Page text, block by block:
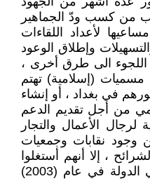
من كسب ودّ الجماهير
لأعداد اللقاءات
وإطلاق الوعود
اللجوء الى طرق أخرى ،
مسميات (إسلامية) تهتم
في بغداد ، أو إنشاء
من أجل تقديم الدعم
الأعمال والتجار
وجود نقابات وجمعيات
، إلا أنهم أستغلوا
إنهيار الأوضاع والمؤسسات في الدولة في عام (2003)